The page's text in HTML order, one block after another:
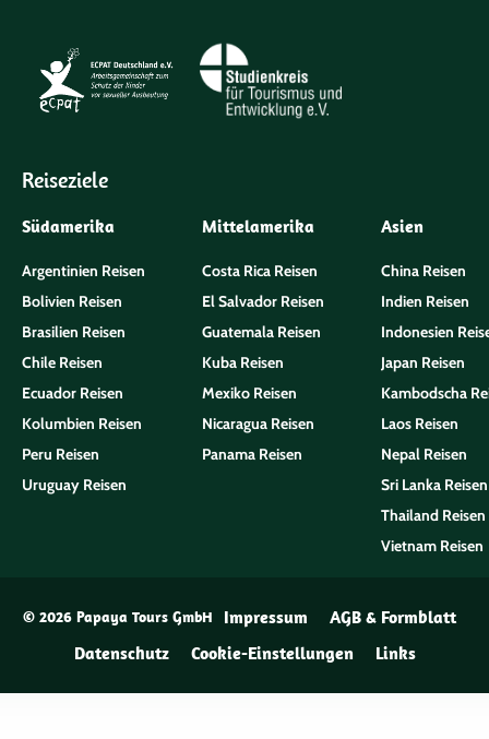
Reiseziele
Südamerika
Argentinien Reisen
Bolivien Reisen
Brasilien Reisen
Chile Reisen
Ecuador Reisen
Kolumbien Reisen
Peru Reisen
Uruguay Reisen
Mittelamerika
Costa Rica Reisen
El Salvador Reisen
Guatemala Reisen
Kuba Reisen
Mexiko Reisen
Nicaragua Reisen
Panama Reisen
Asien
China Reisen
Indien Reisen
Indonesien
Japan Reisen
Kambodscha
Laos Reisen
Nepal Reisen
Sri Lanka Reisen
Thailand Reisen
Vietnam Reisen
© 2026 Papaya Tours GmbH Impressum
AGB & Formblatt
Datenschutz
Cookie-Einstellungen Links